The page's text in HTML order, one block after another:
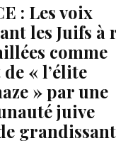
: Les voix
les Juifs à
comme
« l’élite
» par une
juive